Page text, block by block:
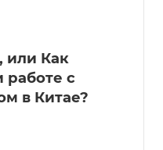
или Как
работе с
в Китае?